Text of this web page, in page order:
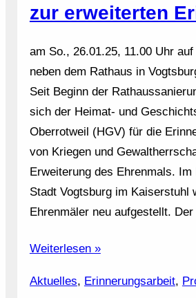
zur erweiterten
am So., 26.01.25, 11.00 Uhr
neben dem Rathaus in
Seit Beginn der
sich der Heimat- und
Oberrotweil (HGV) für die
von Kriegen und
Erweiterung des Ehrenmals.
Stadt Vogtsburg im Kaiserstuhl
Ehrenmäler neu aufgestellt.
Weiterlesen »
Aktuelles, Erinnerungsarbeit,